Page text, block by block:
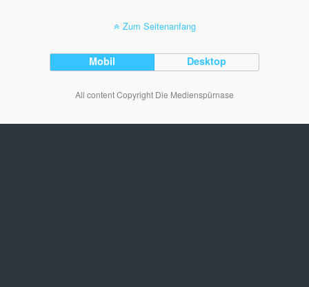
Zum Seitenanfang
Mobil Desktop
All content Copyright Die Medienspürnase